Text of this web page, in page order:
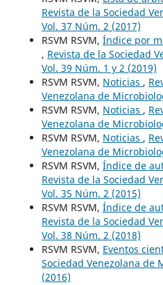
Revista de la Sociedad
Vol. 37 Núm. 2 (2017)
RSVM RSVM, Índice por
, Revista de la Sociedad
Vol. 39 Núm. 1 y 2 (2019)
RSVM RSVM, Noticias ,
Venezolana de
RSVM RSVM, Noticias ,
Venezolana de
RSVM RSVM, Noticias ,
Venezolana de
RSVM RSVM, Índice de
Revista de la Sociedad
Vol. 35 Núm. 2 (2015)
RSVM RSVM, Índice de
Revista de la Sociedad
Vol. 38 Núm. 2 (2018)
RSVM RSVM, Eventos
Sociedad Venezolana de
(2016)